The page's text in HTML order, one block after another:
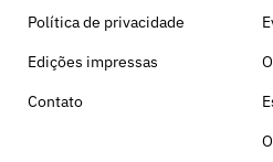
Política de privacidade
Edições impressas
Contato